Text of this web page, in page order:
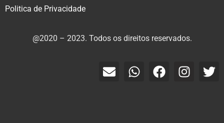
Politica de Privacidade
@2020 – 2023. Todos os direitos reservados.